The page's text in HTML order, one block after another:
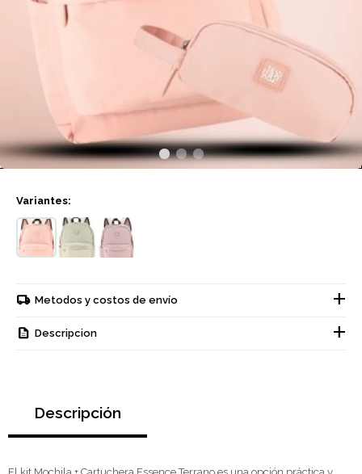
Variantes:
Metodos y costos de envío
Descripcion
Descripción